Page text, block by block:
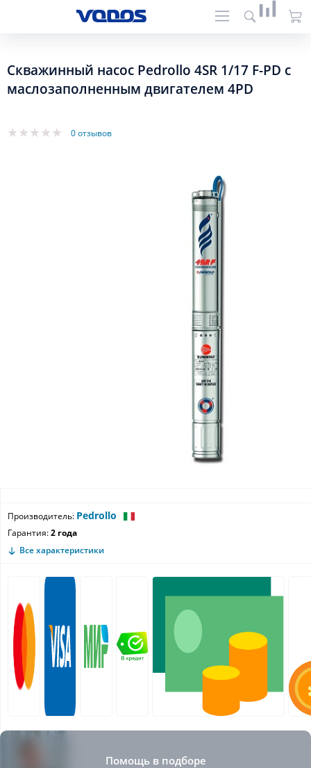
Скважинный насос Pedrollo 4SR 1/17 F-PD с
маслозаполненным двигателем 4PD
0 отзывов
Производитель: Pedrollo
Гарантия:2 года
Все характеристики
Помощь в подборе